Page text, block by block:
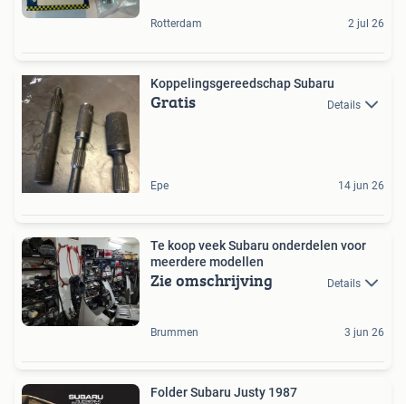
Rotterdam 2 jul 26
Koppelingsgereedschap Subaru
Gratis Details
Epe 14 jun 26
Te koop veek Subaru onderdelen voor
meerdere modellen
Zie omschrijving Details
Brummen 3 jun 26
Folder Subaru Justy 1987